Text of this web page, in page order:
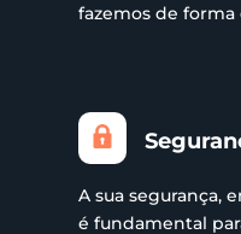
fazemos de forma
A sua segurança,
é fundamental